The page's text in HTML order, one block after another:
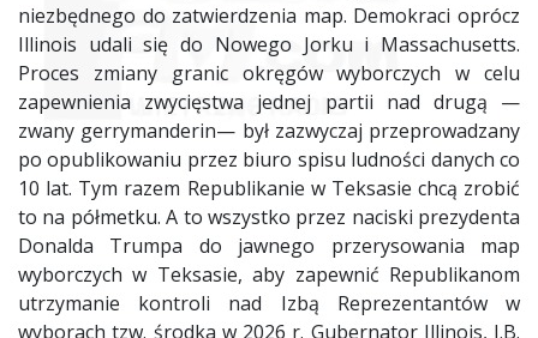
niezbędnego do zatwierdzenia map. Demokraci oprócz
Illinois udali się do Nowego Jorku i Massachusetts.
Proces zmiany granic okręgów wyborczych w celu
zapewnienia zwycięstwa jednej partii nad drugą —
zwany gerrymanderin— był zazwyczaj przeprowadzany
po opublikowaniu przez biuro spisu ludności danych co
10 lat. Tym razem Republikanie w Teksasie chcą zrobić
to na półmetku. A to wszystko przez naciski prezydenta
Donalda Trumpa do jawnego przerysowania map
wyborczych w Teksasie, aby zapewnić Republikanom
utrzymanie kontroli nad Izbą Reprezentantów w
wyborach tzw. środka w 2026 r. Gubernator Illinois, J.B.